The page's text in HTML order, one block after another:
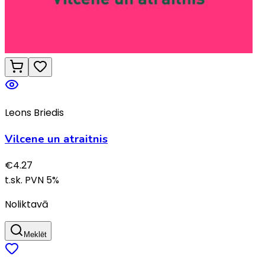
Leons Briedis
Vilcene un atraitnis
€4.27
t.sk. PVN 5%
Noliktavā
Meklēt